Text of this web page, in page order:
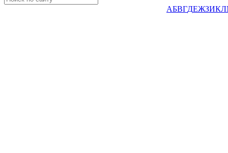
АБВГДЕЖЗИКЛ